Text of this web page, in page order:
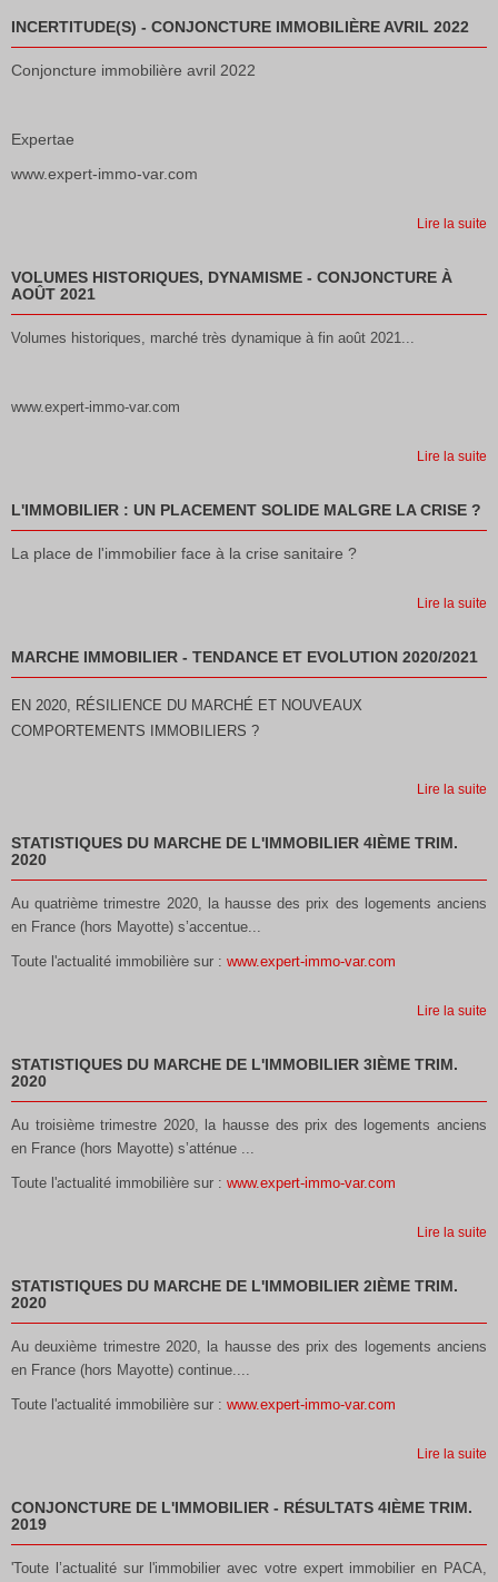
INCERTITUDE(S) - CONJONCTURE IMMOBILIÈRE AVRIL 2022
Conjoncture immobilière avril 2022
Expertae
www.expert-immo-var.com
Lire la suite
VOLUMES HISTORIQUES, DYNAMISME - CONJONCTURE À
AOÛT 2021
Volumes historiques, marché très dynamique à fin août 2021...
www.expert-immo-var.com
Lire la suite
L'IMMOBILIER : UN PLACEMENT SOLIDE MALGRE LA CRISE ?
La place de l'immobilier face à la crise sanitaire ?
Lire la suite
MARCHE IMMOBILIER - TENDANCE ET EVOLUTION 2020/2021
EN 2020, RÉSILIENCE DU MARCHÉ ET NOUVEAUX
COMPORTEMENTS IMMOBILIERS ?
Lire la suite
STATISTIQUES DU MARCHE DE L'IMMOBILIER 4IÈME TRIM.
2020
Au quatrième trimestre 2020, la hausse des prix des logements anciens
en France (hors Mayotte) s’accentue...
Toute l'actualité immobilière sur : www.expert-immo-var.com
Lire la suite
STATISTIQUES DU MARCHE DE L'IMMOBILIER 3IÈME TRIM.
2020
Au troisième trimestre 2020, la hausse des prix des logements anciens
en France (hors Mayotte) s’atténue ...
Toute l'actualité immobilière sur : www.expert-immo-var.com
Lire la suite
STATISTIQUES DU MARCHE DE L'IMMOBILIER 2IÈME TRIM.
2020
Au deuxième trimestre 2020, la hausse des prix des logements anciens
en France (hors Mayotte) continue....
Toute l'actualité immobilière sur : www.expert-immo-var.com
Lire la suite
CONJONCTURE DE L'IMMOBILIER - RÉSULTATS 4IÈME TRIM.
2019
'Toute l’actualité sur l'immobilier avec votre expert immobilier en PACA,